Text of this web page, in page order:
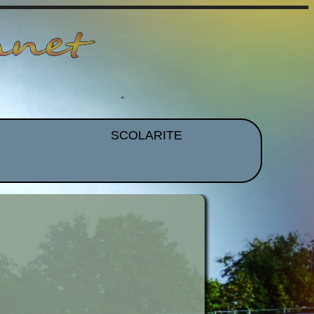
EPS
SCOLARITE
CDI
Voyages et Sorties